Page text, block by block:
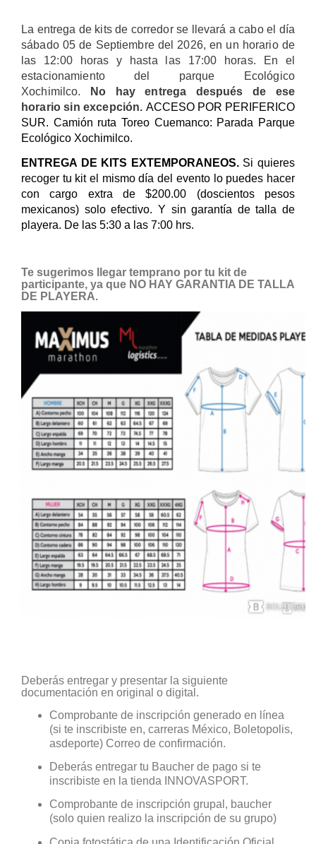
La entrega de kits de corredor se llevará a cabo el día
sábado 05 de Septiembre del 2026, en un horario de
las 12:00 horas y hasta las 17:00 horas. En el
estacionamiento del parque Ecológico
Xochimilco.
No hay entrega después de ese
horario sin excepción. ACCESO POR PERIFERICO
SUR. Camión ruta Toreo Cuemanco: Parada Parque
Ecológico Xochimilco.
ENTREGA DE KITS EXTEMPORANEOS.Si quieres
recoger tu kit el mismo día del evento lo puedes hacer
con cargo extra de $200.00 (doscientos pesos
mexicanos) solo efectivo. Y sin garantía de talla de
playera. De las 5:30 a las 7:00 hrs.
Te sugerimos llegar temprano por tu kit de
participante, ya que NO HAY GARANTIA DE TALLA
DE PLAYERA.
Deberás entregar y presentar la siguiente
documentación en original o digital.
Comprobante de inscripción generado en línea
(si te inscribiste en, carreras México, Boletopolis,
asdeporte) Correo de confirmación.
Deberás entregar tu Baucher de pago si te
inscribiste en la tienda INNOVASPORT.
Comprobante de inscripción grupal, baucher
(solo quien realizo la inscripción de su grupo)